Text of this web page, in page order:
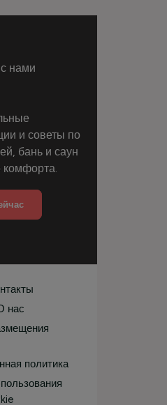
нами
и советы по
бань и саун
комфорта.
нас
политика